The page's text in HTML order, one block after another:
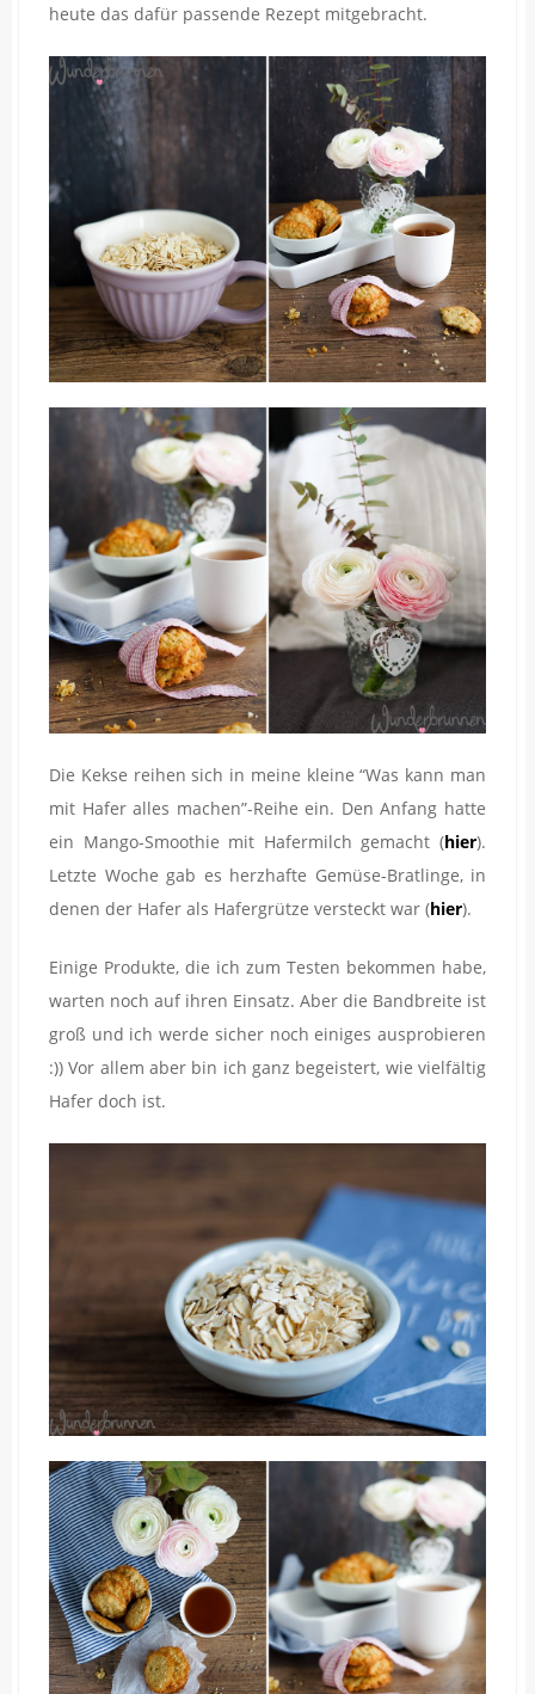
heute das dafür passende Rezept mitgebracht.
Die Kekse reihen sich in meine kleine “Was kann man
mit Hafer alles machen”-Reihe ein. Den Anfang hatte
ein Mango-Smoothie mit Hafermilch gemacht (hier).
Letzte Woche gab es herzhafte Gemüse-Bratlinge, in
denen der Hafer als Hafergrütze versteckt war (hier).
Einige Produkte, die ich zum Testen bekommen habe,
warten noch auf ihren Einsatz. Aber die Bandbreite ist
groß und ich werde sicher noch einiges ausprobieren
:)) Vor allem aber bin ich ganz begeistert, wie vielfältig
Hafer doch ist.